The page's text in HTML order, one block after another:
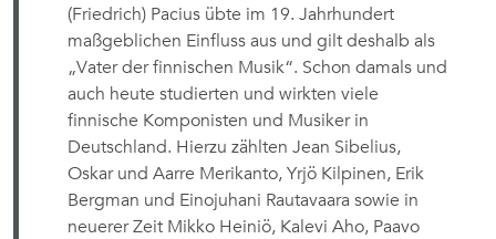
(Friedrich) Pacius übte im 19. Jahrhundert
maßgeblichen Einfluss aus und gilt deshalb als
„Vater der finnischen Musik“. Schon damals und
auch heute studierten und wirkten viele
finnische Komponisten und Musiker in
Deutschland. Hierzu zählten Jean Sibelius,
Oskar und Aarre Merikanto, Yrjö Kilpinen, Erik
Bergman und Einojuhani Rautavaara sowie in
neuerer Zeit Mikko Heiniö, Kalevi Aho, Paavo